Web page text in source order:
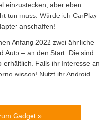
einzustecken, aber eben
tun muss. Würde ich CarPlay
anschaffen!
Anfang 2022 zwei ähnliche
Auto – an den Start. Die sind
erhältlich. Falls ihr Interesse an
wissen! Nutzt ihr Android
Gadget